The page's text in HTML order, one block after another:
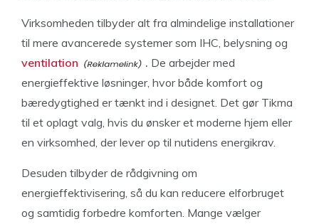
Virksomheden tilbyder alt fra almindelige installationer
til mere avancerede systemer som IHC, belysning og
ventilation
. De arbejder med
energieffektive løsninger, hvor både komfort og
bæredygtighed er tænkt ind i designet. Det gør Tikma
til et oplagt valg, hvis du ønsker et moderne hjem eller
en virksomhed, der lever op til nutidens energikrav.
Desuden tilbyder de rådgivning om
energieffektivisering, så du kan reducere elforbruget
og samtidig forbedre komforten. Mange vælger